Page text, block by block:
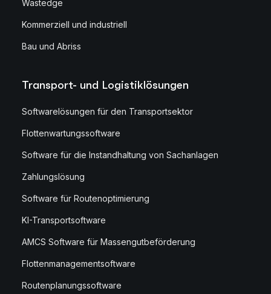
Wastedge
Kommerziell und industriell
Bau und Abriss
Transport- und Logistiklösungen
Softwarelösungen für den Transportsektor
Flottenwartungssoftware
Software für die Instandhaltung von Sachanlagen
Zahlungslösung
Software für Routenoptimierung
KI-Transportsoftware
AMCS Software für Massengutbeförderung
Flottenmanagementsoftware
Routenplanungssoftware